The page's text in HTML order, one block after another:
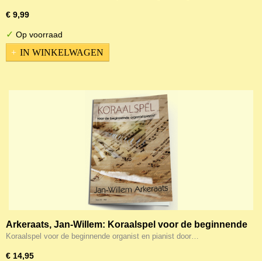
€ 9,99
✓ Op voorraad
IN WINKELWAGEN
Arkeraats, Jan-Willem: Koraalspel voor de beginnende
organist en pianist (Noten)
Koraalspel voor de beginnende organist en pianist door…
€ 14,95